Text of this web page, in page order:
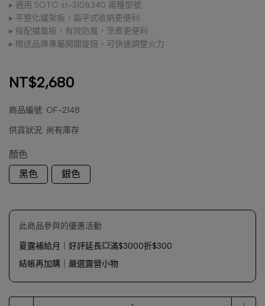
▸ 適用 SOTO st-310&340 兩種型號
▸ 平整化爐架板，扁平式收納更便利
▸ 搭配擋風板，有效防風，烹煮更便利
▸ 贈送品牌專屬開關旋鈕，可快速調整火力
NT$2,680
商品編號: OF-2148
供貨狀況: 尚有庫存
顏色
黑色
銀色
此商品參與的優惠活動
夏露補給月｜好評延長💥滿$3000折$300
結帳再加購｜嚴選露營小物